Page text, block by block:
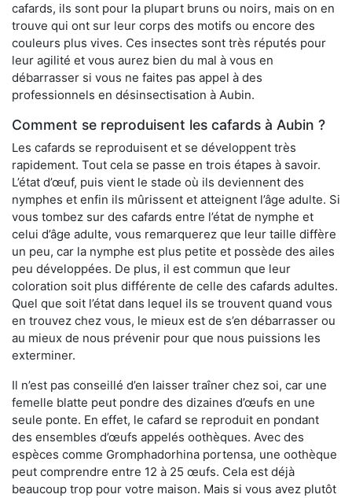
cafards, ils sont pour la plupart bruns ou noirs, mais on en
trouve qui ont sur leur corps des motifs ou encore des
couleurs plus vives. Ces insectes sont très réputés pour
leur agilité et vous aurez bien du mal à vous en
débarrasser si vous ne faites pas appel à des
professionnels en désinsectisation à Aubin.
Comment se reproduisent les cafards à Aubin ?
Les cafards se reproduisent et se développent très
rapidement. Tout cela se passe en trois étapes à savoir.
L’état d’œuf, puis vient le stade où ils deviennent des
nymphes et enfin ils mûrissent et atteignent l’âge adulte. Si
vous tombez sur des cafards entre l’état de nymphe et
celui d’âge adulte, vous remarquerez que leur taille diffère
un peu, car la nymphe est plus petite et possède des ailes
peu développées. De plus, il est commun que leur
coloration soit plus différente de celle des cafards adultes.
Quel que soit l’état dans lequel ils se trouvent quand vous
en trouvez chez vous, le mieux est de s’en débarrasser ou
au mieux de nous prévenir pour que nous puissions les
exterminer.
Il n’est pas conseillé d’en laisser traîner chez soi, car une
femelle blatte peut pondre des dizaines d’œufs en une
seule ponte. En effet, le cafard se reproduit en pondant
des ensembles d’œufs appelés oothèques. Avec des
espèces comme Gromphadorhina portensa, une oothèque
peut comprendre entre 12 à 25 œufs. Cela est déjà
beaucoup trop pour votre maison. Mais si vous avez plutôt